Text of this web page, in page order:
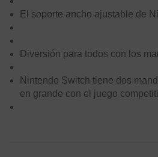
El soporte ancho ajustable de
Diversión para todos con los
Nintendo Switch tiene dos
en grande con el juego